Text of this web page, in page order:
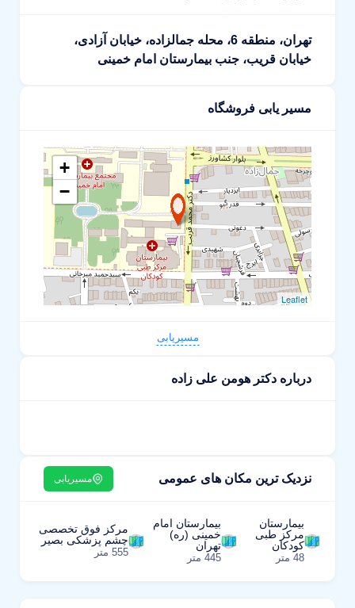
تهران، منطقه 6، محله جمالزاده، خیابان آزادی،
خیابان قریب، جنب بیمارستان امام خمینی
مسیر یابی فروشگاه
+
−
Leaflet
مسیریابی
درباره دکتر هومن علی زاده
نزدیک ترین مکان های عمومی مسیریابی
بیمارستان
مرکز طبی
کودکان
48 متر
بیمارستان امام
خمینی (ره)
تهران
445 متر
مرکز فوق تخصصی
چشم پزشکی بصیر
555 متر